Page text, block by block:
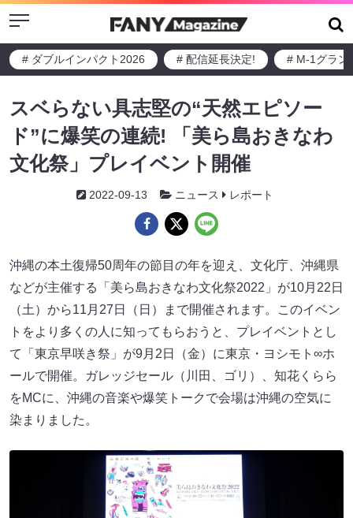
Menu
# ダブルインパクト2026 # 配信延長決定! # M-1グラン
スベらない具志堅の“天然エピソー
ド”に爆笑の連続! 「美ら島おきなわ
文化祭」プレイベント開催
2022-09-13 ニュース レポート
沖縄の本土復帰50周年の節目の年を迎え、文化庁、沖縄県
などが主催する「美ら島おきなわ文化祭2022」が10月22日
（土）から11月27日（日）まで開催されます。このイベン
トをより多くの人に知ってもらおうと、プレイベントとし
て「東京早咲き祭」が9月2日（金）に東京・ヨシモト∞ホ
ールで開催。ガレッジセール（川田、ゴリ）、知花くらら
をMCに、沖縄の音楽や爆笑トークで会場は沖縄の空気に
染まりました。